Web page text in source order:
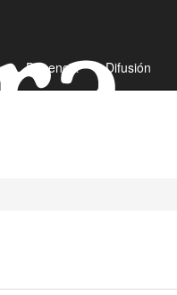
Docencia Difusión